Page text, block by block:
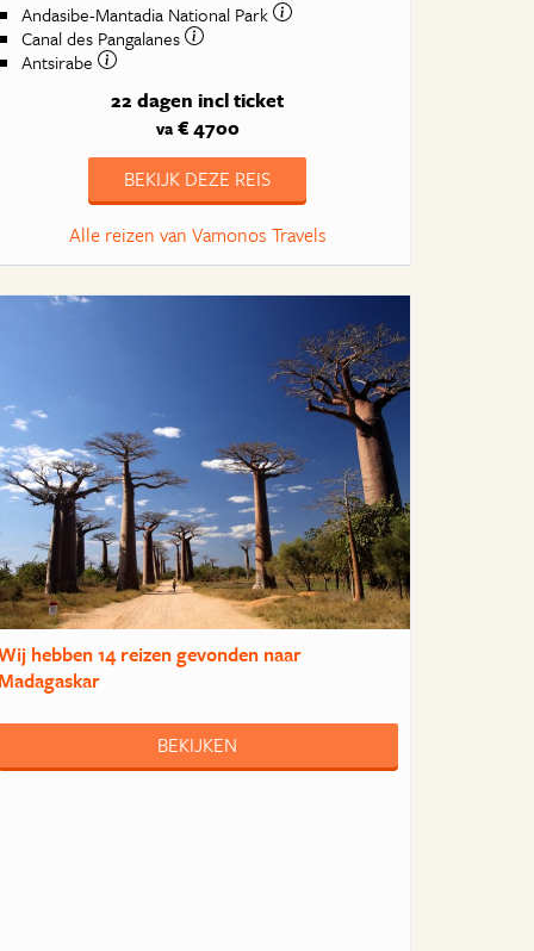
Andasibe-Mantadia National Park
Canal des Pangalanes
Antsirabe
22 dagen incl ticket
va€ 4700
BEKIJK DEZE REIS
Alle reizen van Vamonos Travels
hebben14 reizengevonden naar
BEKIJKEN